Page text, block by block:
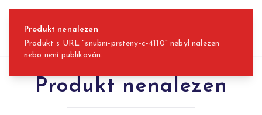
Produkt nenalezen
Produkt s URL "snubni-prsteny-c-4110" nebyl nalezen
nebo není publikován.
Produkt nenalezen